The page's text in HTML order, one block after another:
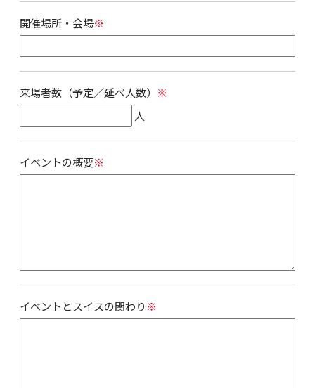
開催場所・会場※
来場者数（予定／延べ人数） ※
人
イベントの概要※
イベントとスイスの関わり ※